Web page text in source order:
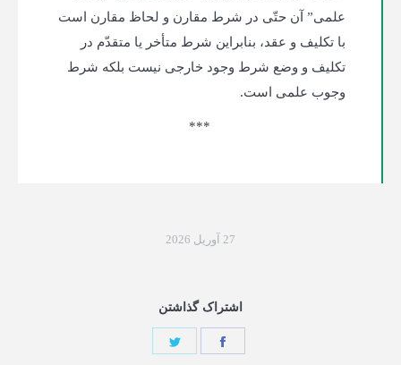
علمی” آن حتّی در شرط مقارن و لحاظ مقارن است
با تکلیف و عقد، بنابراین شرط متأخر یا متقدّم در
تکلیف و وضع شرط وجود خارجی نیست بلکه شرط
وجوب علمی است.
***
27 آوریل 2026
اشتراک گذاشتن